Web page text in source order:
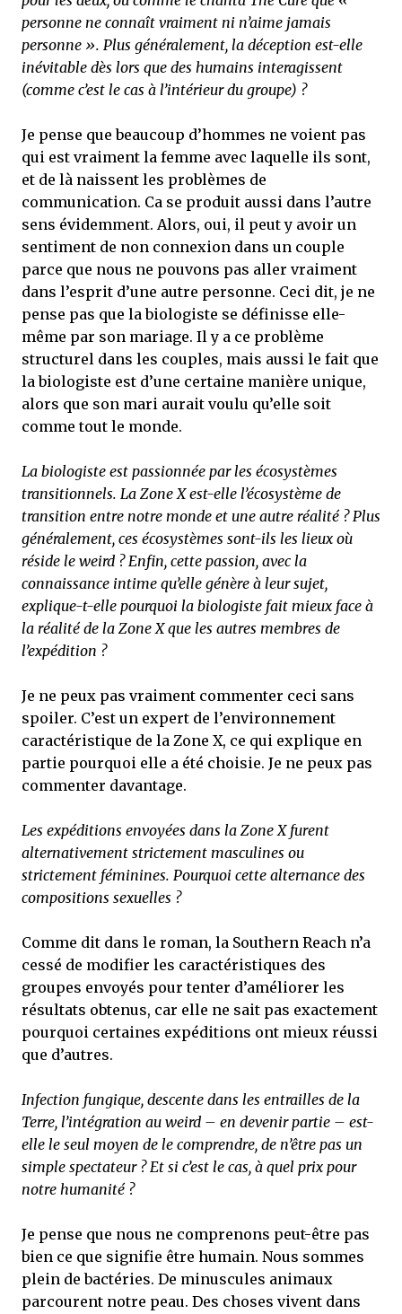
personne ne connaît vraiment ni n’aime jamais
personne ». Plus généralement, la déception est-elle
inévitable dès lors que des humains interagissent
(comme c’est le cas à l’intérieur du groupe) ?
Je pense que beaucoup d’hommes ne voient pas
qui est vraiment la femme avec laquelle ils sont,
et de là naissent les problèmes de
communication. Ca se produit aussi dans l’autre
sens évidemment. Alors, oui, il peut y avoir un
sentiment de non connexion dans un couple
parce que nous ne pouvons pas aller vraiment
dans l’esprit d’une autre personne. Ceci dit, je ne
pense pas que la biologiste se définisse elle-
même par son mariage. Il y a ce problème
structurel dans les couples, mais aussi le fait que
la biologiste est d’une certaine manière unique,
alors que son mari aurait voulu qu’elle soit
comme tout le monde.
La biologiste est passionnée par les écosystèmes
transitionnels. La Zone X est-elle l’écosystème de
transition entre notre monde et une autre réalité ? Plus
généralement, ces écosystèmes sont-ils les lieux où
réside le weird ? Enfin, cette passion, avec la
connaissance intime qu’elle génère à leur sujet,
explique-t-elle pourquoi la biologiste fait mieux face à
la réalité de la Zone X que les autres membres de
l’expédition ?
Je ne peux pas vraiment commenter ceci sans
spoiler. C’est un expert de l’environnement
caractéristique de la Zone X, ce qui explique en
partie pourquoi elle a été choisie. Je ne peux pas
commenter davantage.
Les expéditions envoyées dans la Zone X furent
alternativement strictement masculines ou
strictement féminines. Pourquoi cette alternance des
compositions sexuelles ?
Comme dit dans le roman, la Southern Reach n’a
cessé de modifier les caractéristiques des
groupes envoyés pour tenter d’améliorer les
résultats obtenus, car elle ne sait pas exactement
pourquoi certaines expéditions ont mieux réussi
que d’autres.
Infection fungique, descente dans les entrailles de la
Terre, l’intégration au weird – en devenir partie – est-
elle le seul moyen de le comprendre, de n’être pas un
simple spectateur ? Et si c’est le cas, à quel prix pour
notre humanité ?
Je pense que nous ne comprenons peut-être pas
bien ce que signifie être humain. Nous sommes
plein de bactéries. De minuscules animaux
parcourent notre peau. Des choses vivent dans